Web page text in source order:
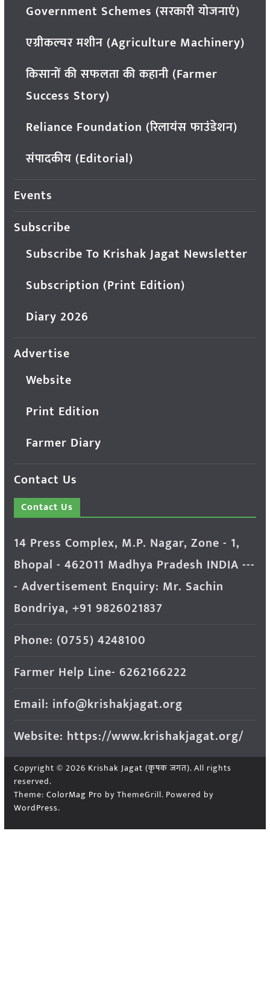
Government Schemes (सरकारी योजनाएं)
एग्रीकल्चर मशीन (Agriculture Machinery)
किसानों की सफलता की कहानी (Farmer
Success Story)
Reliance Foundation (रिलायंस फाउंडेशन)
संपादकीय (Editorial)
Events
Subscribe
Subscribe To Krishak Jagat Newsletter
Subscription (Print Edition)
Diary 2026
Advertise
Website
Print Edition
Farmer Diary
Contact Us
Contact Us
14 Press Complex, M.P. Nagar, Zone - 1,
Bhopal - 462011 Madhya Pradesh INDIA ---
- Advertisement Enquiry: Mr. Sachin
Bondriya, +91 9826021837
Phone: (0755) 4248100
Farmer Help Line- 6262166222
Email: info@krishakjagat.org
Website: https://www.krishakjagat.org/
Copyright © 2026 Krishak Jagat (कृषक जगत). All rights
reserved.
Theme: ColorMag Pro by ThemeGrill. Powered by
WordPress.